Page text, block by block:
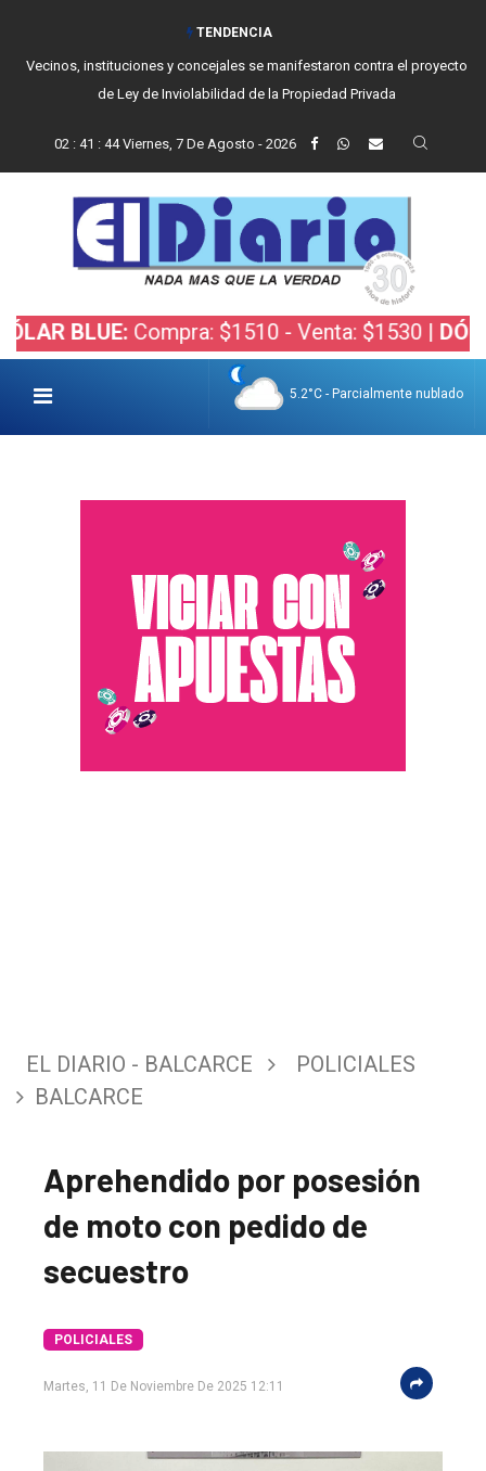
TENDENCIA
Vecinos, instituciones y concejales se manifestaron contra el proyecto
de Ley de Inviolabilidad de la Propiedad Privada
02: 41 : 44 Viernes, 7 De Agosto - 2026
BLUE:Compra: $1510 - Venta: $1530 |DÓLAR
5.2°C - Parcialmente nublado
El
único
DIARIO
Balcarce
EL DIARIO - BALCARCE
POLICIALES
BALCARCE
Aprehendido por posesión
de moto con pedido de
secuestro
POLICIALES
Martes, 11 De Noviembre De 2025 12:11